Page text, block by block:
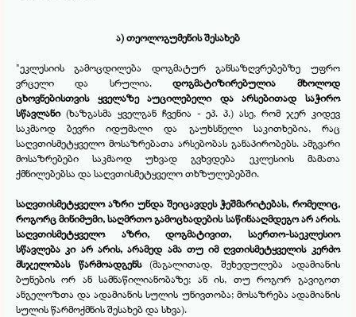
ა) თეოლოგუმენის შესახებ
"ეკლესიის გამოცდილება დოგმატურ განსაზღვრებებზე უფრო
ვრცელი და სრულია.
დოგმატიზირებულია მხოლოდ
ცხოვნებისთვის ყველაზე აუცილებელი და არსებითად საჭირო
სწავლანი (ხაზგასმა ყველგან ჩვენია - ეპ. პ.) ასე, რომ ჯერ კიდევ
საკმაოდ ბევრი იდუმალი და გაუხსნელი საკითხებია, რაც
საღვთისმეტყველო მოსაზრებათა არსებობას განაპირობებს. ამგვარი
მოსაზრებები საკმაოდ უხვად გვხვდება ეკლესიის მამათა
ქმნილებებსა და საღვთისმეტყველო თხზულებებში.
საღვთისმეტყველო აზრი უნდა შეიცავდეს ჭეშმარიტებას, რომელიც,
როგორც მინიმუმი, საღმრთო გამოცხადების საწინააღმდეგო არ არის.
საღვთისმეტყველო აზრი, დოგმატივით, საერთო-საეკლესიო
სწავლება კი არ არის, არამედ ამა თუ იმ ღვთისმეტყველის კერძო
მსჯელობას წარმოადგენს (მაგალითად, შეხედულება ადამიანის
ბუნების ორ ან სამნაწილიანობაზე; ან ის, თუ როგორ გავიგოთ
ანგელოზთა და ადამიანის სულის უნივთობა; მოსაზრება ადამიანის
სულის წარმოქმნის შესახებ და სხვა).